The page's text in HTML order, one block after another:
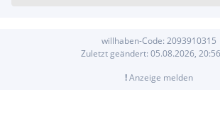
willhaben-Code: 2093910315
Zuletzt geändert: 05.08.2026, 20:56
!Anzeige melden